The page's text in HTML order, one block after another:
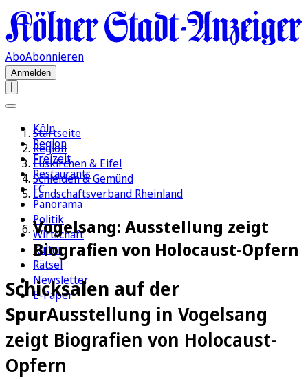
AboAbonnieren
Anmelden
Köln
Region
Freizeit
Restaurants
FC
Panorama
Politik
Wirtschaft
Kultur
Rätsel
Newsletter
E-Paper
Startseite
Region
Euskirchen & Eifel
Schleiden & Gemünd
Landschaftsverband Rheinland
Vogelsang: Ausstellung zeigt
Biografien von Holocaust-Opfern
Schicksalen auf der
SpurAusstellung in Vogelsang
zeigt Biografien von Holocaust-
Opfern